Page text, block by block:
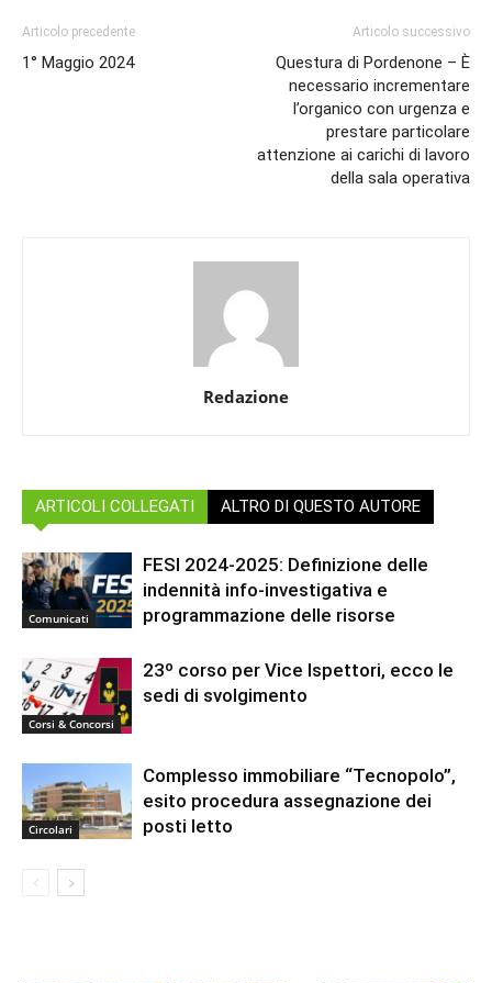
Articolo precedente
1° Maggio 2024
Articolo successivo
Questura di Pordenone – È
necessario incrementare
l’organico con urgenza e
prestare particolare
attenzione ai carichi di lavoro
della sala operativa
Redazione
ARTICOLI COLLEGATI ALTRO DI QUESTO AUTORE
Comunicati
FESI 2024-2025: Definizione delle
indennità info-investigativa e
programmazione delle risorse
Corsi & Concorsi
23º corso per Vice Ispettori, ecco le
sedi di svolgimento
Circolari
Complesso immobiliare “Tecnopolo”,
esito procedura assegnazione dei
posti letto